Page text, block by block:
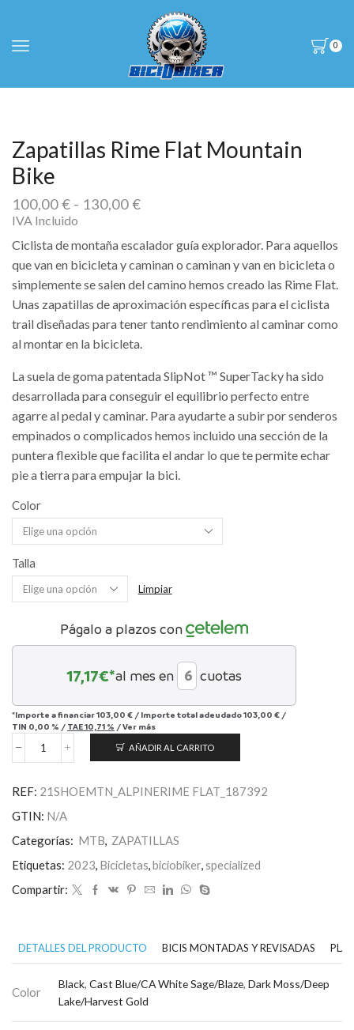
0
Zapatillas Rime Flat Mountain
Bike
100,00€ - 130,00€Rango
desde
100,00 €
hasta
130,00 €
IVA Incluido
Ciclista de montaña escalador guía explorador. Para aquellos
que van en bicicleta y caminan o caminan y van en bicicleta o
simplemente se salen del camino hemos creado las Rime Flat.
Unas zapatillas de aproximación específicas para el ciclista
trail diseñadas para tener tanto rendimiento al caminar como
al montar en la bicicleta.
La suela de goma patentada SlipNot ™ SuperTacky ha sido
desarrollada para conseguir el equilibrio perfecto entre
agarre al pedal y caminar. Para ayudarte a subir por senderos
empinados o complicados hemos incluido una sección de la
puntera flexible que facilita el andar lo que te permite echar
pie a tierra para empujar la bici.
Color
Talla
Limpiar
Págalo a plazos con
17,17€*al mes en cuotas
*Importe a financiar103,00 € / Importe total adeudado103,00 € /
TIN 0,00 % / TAE10,71 % /Ver más
Zapatillas
Mountain
Bike
cantidad
AÑADIR AL CARRITO
REF: 21SHOEMTN_ALPINERIME FLAT_187392
GTIN: N/A
Categorías: MTB, ZAPATILLAS
Etiquetas: 2023, Bicicletas,biciobiker,specialized
Compartir:
DETALLES DEL PRODUCTO BICIS MONTADAS Y REVISADAS
Color
Black, Cast Blue/CA White Sage/Blaze, Dark Moss/Deep
Lake/Harvest Gold